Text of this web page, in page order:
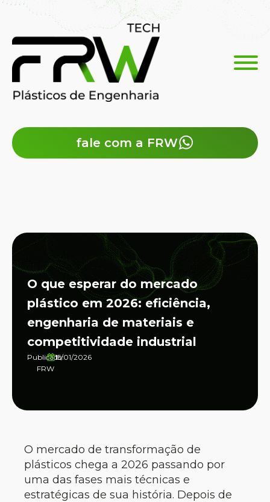
fale com a FRW
O que esperar do mercado
plástico em 2026: eficiência,
engenharia de materiais e
competitividade industrial
Publicado:
FRW
15/01/2026
O mercado de transformação de
plásticos chega a 2026 passando por
uma das fases mais técnicas e
estratégicas de sua história. Depois de